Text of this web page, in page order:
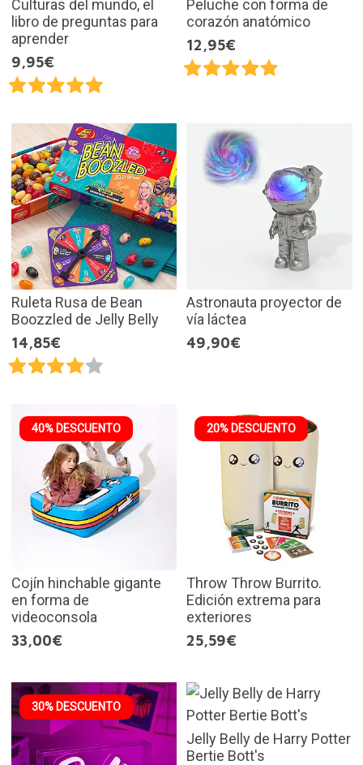
Culturas del mundo, el
libro de preguntas para
aprender
9,95€
Peluche con forma de
corazón anatómico
12,95€
Ruleta Rusa de Bean
Boozzled de Jelly Belly
14,85€
Astronauta proyector de
vía láctea
49,90€
40% DESCUENTO
Cojín hinchable gigante
en forma de
videoconsola
33,00€
20% DESCUENTO
Throw Throw Burrito.
Edición extrema para
exteriores
25,59€
30% DESCUENTO
Jelly Belly de Harry Potter
Bertie Bott's